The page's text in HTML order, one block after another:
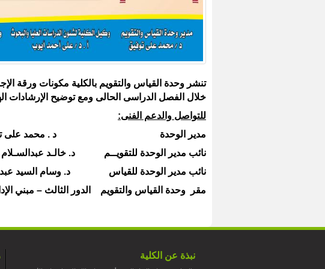
تنشر وحدة القياس والتقويم بالكلية مكونات ورقة
خلال الفصل الدراسى الحالى ومع توضيح الإرشادات
للتواصل والدعم الفنى:
مدير الوحدة د . محمد على توفيق يوسف
نائب مدير الوحدة للتقويــم د. خالـد عبدالسـلام متولــى
نائب مدير الوحدة للقياس د. وسام السيد عبدالحميد
مقر وحدة القياس والتقويم الدور الثالث – مبني
نبذة عن الكلية